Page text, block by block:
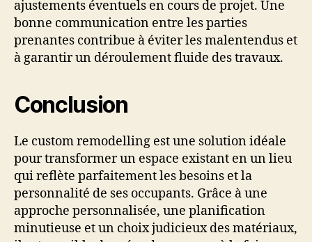
ajustements éventuels en cours de projet. Une
bonne communication entre les parties
prenantes contribue à éviter les malentendus et
à garantir un déroulement fluide des travaux.
Conclusion
Le custom remodelling est une solution idéale
pour transformer un espace existant en un lieu
qui reflète parfaitement les besoins et la
personnalité de ses occupants. Grâce à une
approche personnalisée, une planification
minutieuse et un choix judicieux des matériaux,